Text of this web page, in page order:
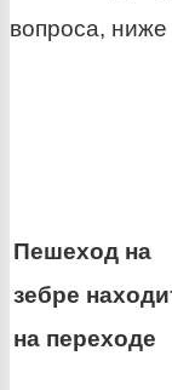
вопроса,
Пешеход на
зебре
на переходе